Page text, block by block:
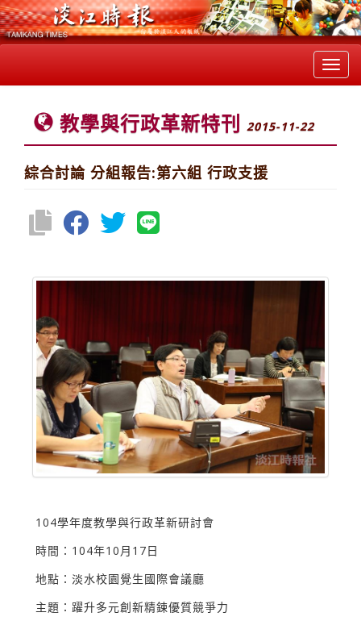
教學與行政革新特刊 2015-11-22
綜合討論 分組報告:第六組 行政支援
104學年度教學與行政革新研討會
時間：104年10月17日
地點：淡水校園覺生國際會議廳
主題：躍升多元創新精鍊優質競爭力